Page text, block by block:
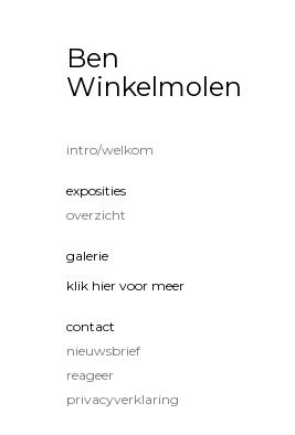
Ben
Winkelmolen
intro/welkom
exposities
overzicht
galerie
klik hier voor meer
contact
nieuwsbrief
reageer
privacyverklaring